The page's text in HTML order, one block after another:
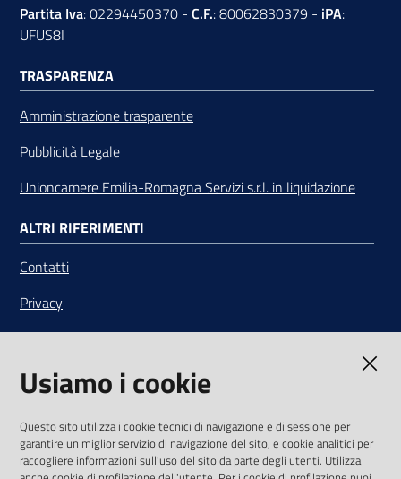
Partita Iva: 02294450370 - C.F.: 80062830379 - iPA:
UFUS8I
TRASPARENZA
Amministrazione trasparente
Pubblicità Legale
Unioncamere Emilia-Romagna Servizi s.r.l. in liquidazione
ALTRI RIFERIMENTI
Contatti
Privacy
Note legali
Media Policy
SEGUICI SU
Usiamo i cookie
Questo sito utilizza i cookie tecnici di navigazione e di sessione per
garantire un miglior servizio di navigazione del sito, e cookie analitici per
raccogliere informazioni sull'uso del sito da parte degli utenti. Utilizza